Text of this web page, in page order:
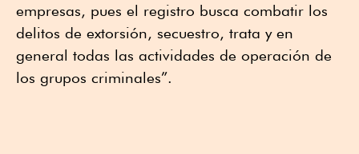
empresas, pues el registro busca combatir los
delitos de extorsión, secuestro, trata y en
general todas las actividades de operación de
los grupos criminales”.